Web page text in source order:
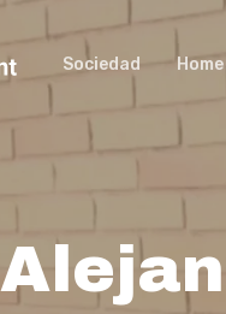
Sociedad Home